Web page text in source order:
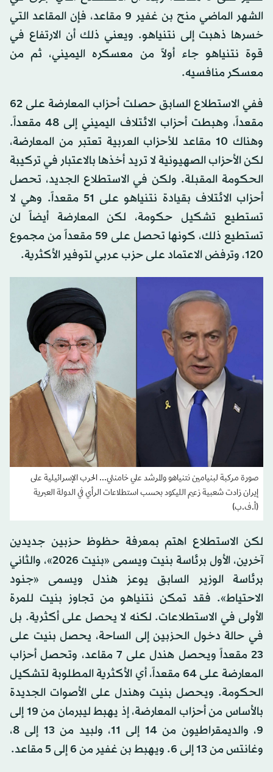
الشهر الماضي منح بن غفير 9 مقاعد، فإن المقاعد التي
خسرها ذهبت إلى نتنياهو. ويعني ذلك أن الارتفاع في
قوة نتنياهو جاء أولاً من معسكره اليميني، ثم من
معسكر منافسيه.
ففي الاستطلاع السابق حصلت أحزاب المعارضة على 62
مقعداً، وهبطت أحزاب الائتلاف اليميني إلى 48 مقعداً.
وهناك 10 مقاعد للأحزاب العربية تعتبر من المعارضة،
لكن الأحزاب الصهيونية لا تريد أخذها بالاعتبار في تركيبة
الحكومة المقبلة. ولكن في الاستطلاع الجديد، تحصل
أحزاب الائتلاف بقيادة نتنياهو على 51 مقعداً. وهي لا
تستطيع تشكيل حكومة، لكن المعارضة أيضاً لن
تستطيع ذلك، كونها تحصل على 59 مقعداً من مجموع
120، وترفض الاعتماد على حزب عربي لتوفير الأكثرية.
صورة مركبة لبنيامين نتنياهو والمرشد علي خامنئي... الحرب الإسرائيلية على
إيران زادت شعبية زعيم الليكود بحسب استطلاعات الرأي في الدولة العبرية
(أ.ف.ب)
لكن الاستطلاع اهتم بمعرفة حظوظ حزبين جديدين
آخرين، الأول برئاسة بنيت ويسمى «بنيت 2026»، والثاني
برئاسة الوزير السابق يوعز هندل ويسمى «جنود
الاحتياط». فقد تمكن نتنياهو من تجاوز بنيت للمرة
الأولى في الاستطلاعات. لكنه لا يحصل على أكثرية. بل
في حالة دخول الحزبين إلى الساحة، يحصل بنيت على
23 مقعداً ويحصل هندل على 7 مقاعد، وتحصل أحزاب
المعارضة على 64 مقعداً، أي الأكثرية المطلوبة لتشكيل
الحكومة. ويحصل بنيت وهندل على الأصوات الجديدة
بالأساس من أحزاب المعارضة، إذ يهبط ليبرمان من 19 إلى
9، والديمقراطيون من 14 إلى 11، ولبيد من 13 إلى 8،
وغانتس من 13 إلى 6. ويهبط بن غفير من 6 إلى 5 مقاعد.